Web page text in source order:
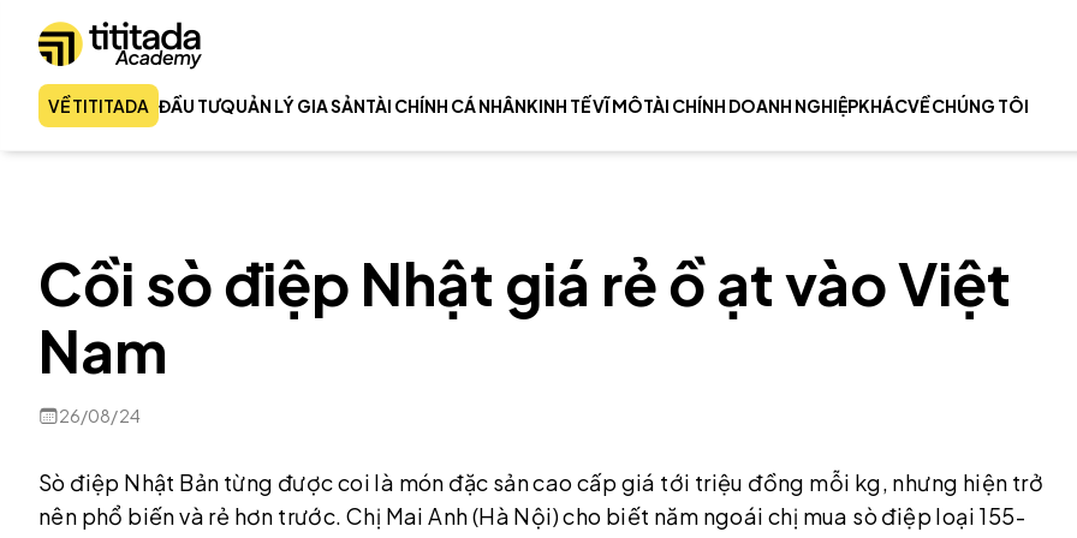
VỀ TITITADA ĐẦU TƯQUẢN LÝ GIA SẢNTÀI CHÍNH CÁ NHÂNKINH TẾ VĨ MÔTÀI CHÍNH DOANH NGHIỆPKHÁCVỀ CHÚNG TÔI
Cồi sò điệp Nhật giá rẻ ồ ạt vào Việt
Nam
26/08/24
Sò điệp Nhật Bản từng được coi là món đặc sản cao cấp giá tới triệu đồng mỗi kg, nhưng hiện trở
nên phổ biến và rẻ hơn trước. Chị Mai Anh (Hà Nội) cho biết năm ngoái chị mua sò điệp loại 155-